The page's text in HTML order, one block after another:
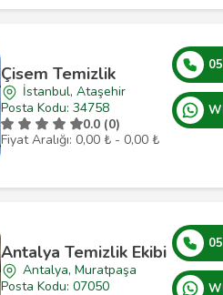
Çisem Temizlik
İstanbul, Ataşehir
Posta Kodu: 34758
0.0 (0)
Fiyat Aralığı: 0,00 ₺ - 0,00 ₺
Antalya Temizlik Ekibi
Antalya, Muratpaşa
Posta Kodu: 07050